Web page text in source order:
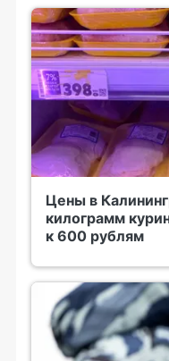
Цены в
килограмм
к 600 рублям